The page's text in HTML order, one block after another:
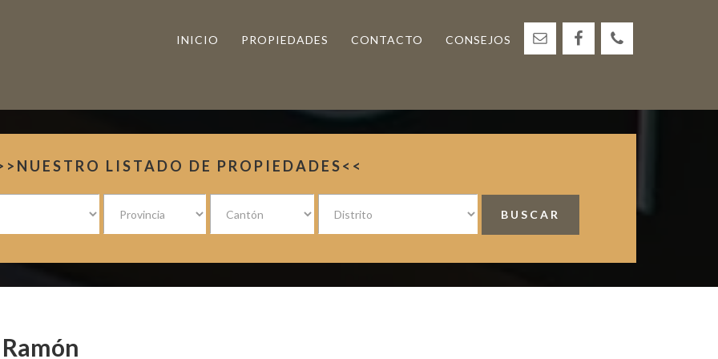
INICIO PROPIEDADES CONTACTO CONSEJOS
LISTADO DE PROPIEDADES<<